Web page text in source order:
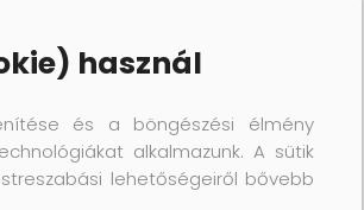
használ
és a böngészési élmény
alkalmazunk. A sütik
lehetőségeiről bővebb